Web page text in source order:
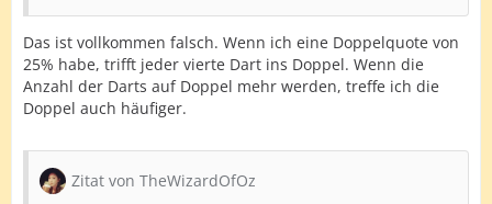
Das ist vollkommen falsch. Wenn ich eine Doppelquote von
25% habe, trifft jeder vierte Dart ins Doppel. Wenn die
Anzahl der Darts auf Doppel mehr werden, treffe ich die
Doppel auch häufiger.
Zitat von TheWizardOfOz